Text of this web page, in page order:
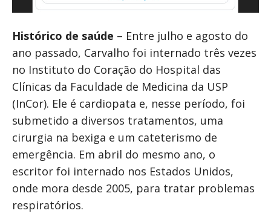
Histórico de saúde – Entre julho e agosto do
ano passado, Carvalho foi internado três vezes
no Instituto do Coração do Hospital das
Clínicas da Faculdade de Medicina da USP
(InCor). Ele é cardiopata e, nesse período, foi
submetido a diversos tratamentos, uma
cirurgia na bexiga e um cateterismo de
emergência. Em abril do mesmo ano, o
escritor foi internado nos Estados Unidos,
onde mora desde 2005, para tratar problemas
respiratórios.